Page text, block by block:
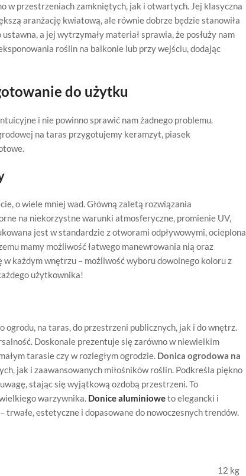
w przestrzeniach zamkniętych, jak i otwartych. Jej klasyczna
aranżację kwiatową, ale równie dobrze będzie stanowiła
a jej wytrzymały materiał sprawia, że posłuży nam
roślin na balkonie lub przy wejściu, dodając
do użytku
i nie powinno sprawić nam żadnego problemu.
na taras przygotujemy keramzyt, piasek
o wiele mniej wad. Główną zaletą rozwiązania
na niekorzystne warunki atmosferyczne, promienie UV,
jest w standardzie z otworami odpływowymi, ocieplona
mamy możliwość łatwego manewrowania nią oraz
każdym wnętrzu – możliwość wyboru dowolnego koloru z
użytkownika!
na taras, do przestrzeni publicznych, jak i do wnętrz.
Doskonale prezentuje się zarówno w niewielkim
tarasie czy w rozległym ogrodzie. Donica ogrodowa na
jak i zaawansowanych miłośników roślin. Podkreśla piękno
stając się wyjątkową ozdobą przestrzeni. To
warzywnika. Donice aluminioweto elegancki i
estetyczne i dopasowane do nowoczesnych trendów.
12 kg